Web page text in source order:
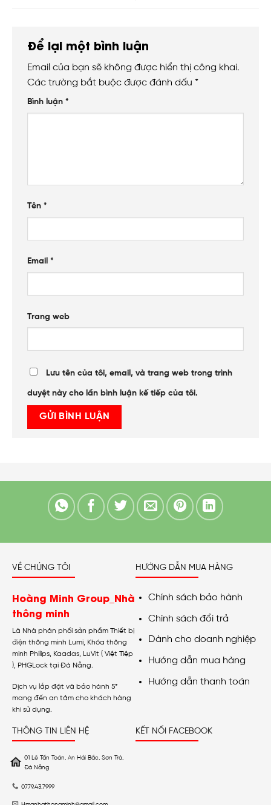
Để lại một bình luận
Email của bạn sẽ không được hiển thị công khai.
Các trường bắt buộc được đánh dấu *
Bình luận *
Tên *
Email *
Trang web
Lưu tên của tôi, email, và trang web trong trình
duyệt này cho lần bình luận kế tiếp của tôi.
VỀ CHÚNG TÔI
Hoàng Minh Group_Nhà
thông minh
Là Nhà phân phối sản phẩm Thiết bị
điện thông minh Lumi, Khóa thông
minh Philips, Kaadas, LuVit ( Việt Tiệp
), PHGLock tại Đà Nẵng.
Dịch vụ lắp đặt và bảo hành 5*
mang đến an tâm cho khách hàng
khi sử dụng.
HƯỚNG DẪN MUA HÀNG
Chính sách bảo hành
Chính sách đổi trả
Dành cho doanh nghiệp
Hướng dẫn mua hàng
Hướng dẫn thanh toán
THÔNG TIN LIÊN HỆ
01 Lê Tấn Toán, An Hải Bắc, Sơn Trà,
Đà Nẵng
0779.43.7999
KẾT NỐI FACEBOOK